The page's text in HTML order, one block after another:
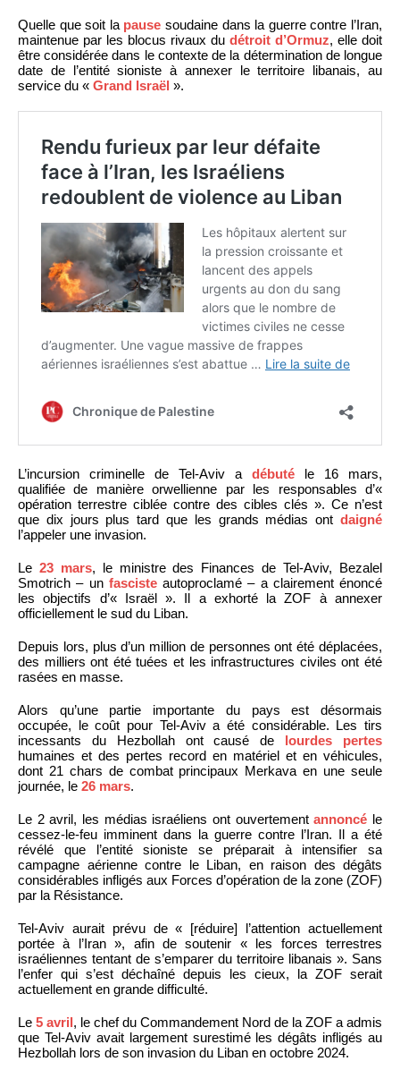
Quelle que soit la pause soudaine dans la guerre contre l’Iran,
maintenue par les blocus rivaux du détroit d’Ormuz, elle doit
être considérée dans le contexte de la détermination de longue
date de l’entité sioniste à annexer le territoire libanais, au
service du « Grand Israël ».
L’incursion criminelle de Tel-Aviv a débuté le 16 mars,
qualifiée de manière orwellienne par les responsables d’«
opération terrestre ciblée contre des cibles clés ». Ce n’est
que dix jours plus tard que les grands médias ont daigné
l’appeler une invasion.
Le 23 mars, le ministre des Finances de Tel-Aviv, Bezalel
Smotrich – un fascisteautoproclamé – a clairement énoncé
les objectifs d’« Israël ». Il a exhorté la ZOF à annexer
officiellement le sud du Liban.
Depuis lors, plus d’un million de personnes ont été déplacées,
des milliers ont été tuées et les infrastructures civiles ont été
rasées en masse.
Alors qu’une partie importante du pays est désormais
occupée, le coût pour Tel-Aviv a été considérable. Les tirs
incessants du Hezbollah ont causé de lourdes pertes
humaines et des pertes record en matériel et en véhicules,
dont 21 chars de combat principaux Merkava en une seule
journée, le 26 mars.
Le 2 avril, les médias israéliens ont ouvertementannoncé le
cessez-le-feu imminent dans la guerre contre l’Iran. Il a été
révélé que l’entité sioniste se préparait à intensifier sa
campagne aérienne contre le Liban, en raison des dégâts
considérables infligés aux Forces d’opération de la zone (ZOF)
par la Résistance.
Tel-Aviv aurait prévu de « [réduire] l’attention actuellement
portée à l’Iran », afin de soutenir « les forces terrestres
israéliennes tentant de s’emparer du territoire libanais ». Sans
l’enfer qui s’est déchaîné depuis les cieux, la ZOF serait
actuellement en grande difficulté.
Le 5 avril, le chef du Commandement Nord de la ZOF a admis
que Tel-Aviv avait largement surestimé les dégâts infligés au
Hezbollah lors de son invasion du Liban en octobre 2024.